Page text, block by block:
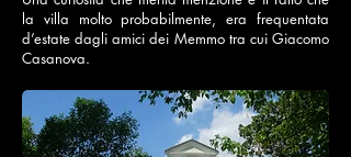
la villa molto probabilmente, era frequentata
d’estate dagli amici dei Memmo tra cui Giacomo
Casanova.